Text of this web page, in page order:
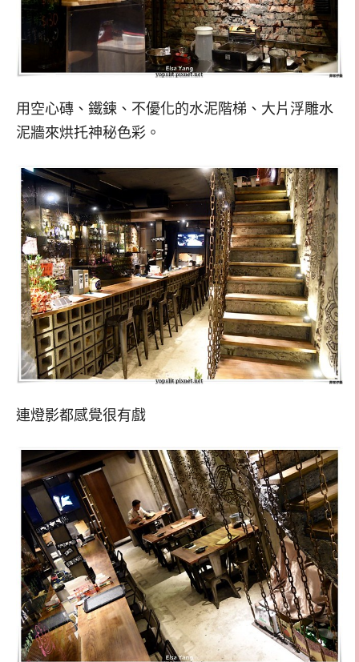
用空心磚、鐵鍊、不優化的水泥階梯、大片浮雕水
泥牆來烘托神秘色彩。
連燈影都感覺很有戲